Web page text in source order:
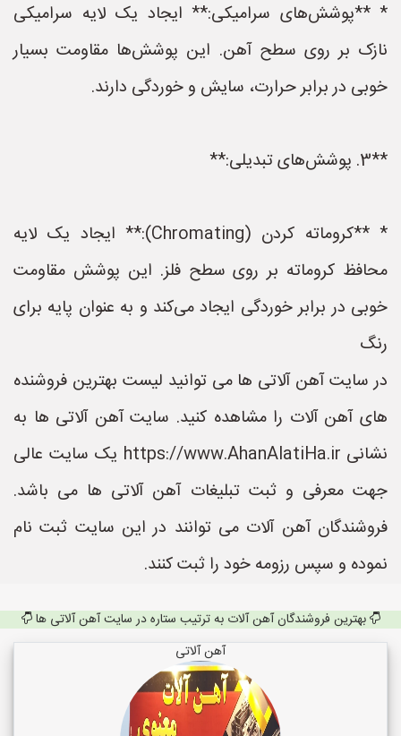
* **پوشش‌های سرامیکی:** ایجاد یک لایه سرامیکی
نازک بر روی سطح آهن. این پوشش‌ها مقاومت بسیار
خوبی در برابر حرارت، سایش و خوردگی دارند.
**3. پوشش‌های تبدیلی:**
* **کروماته کردن (Chromating):** ایجاد یک لایه
محافظ کروماته بر روی سطح فلز. این پوشش مقاومت
خوبی در برابر خوردگی ایجاد می‌کند و به عنوان پایه برای
رنگ
در سایت آهن آلاتی ها می توانید لیست بهترین فروشنده
های آهن آلات را مشاهده کنید. سایت آهن آلاتی ها به
نشانی https://www.AhanAlatiHa.ir یک سایت عالی
جهت معرفی و ثبت تبلیغات آهن آلاتی ها می باشد.
فروشندگان آهن آلات می توانند در این سایت ثبت نام
نموده و سپس رزومه خود را ثبت کنند.
بهترین فروشندگان آهن آلات به ترتیب ستاره در سایت آهن آلاتی ها
آهن آلاتی